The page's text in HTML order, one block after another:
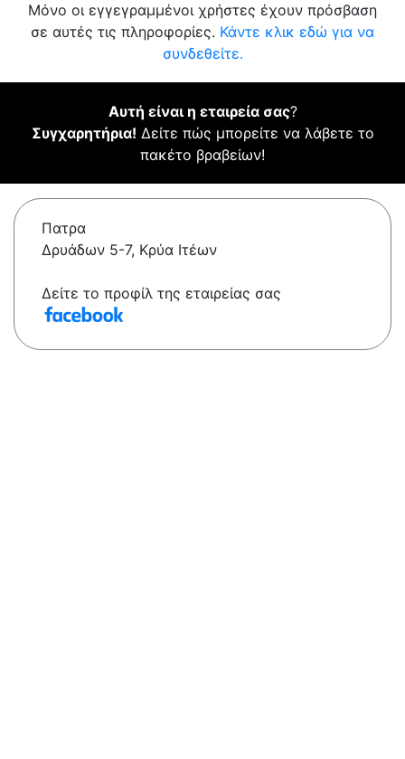
Μόνο οι εγγεγραμμένοι χρήστες έχουν πρόσβαση
σε αυτές τις πληροφορίες. Κάντε κλικ εδώ για να
συνδεθείτε.
Αυτή είναι η εταιρεία σας?
Συγχαρητήρια! Δείτε πώς μπορείτε να λάβετε το
πακέτο βραβείων!
Πατρα
Δρυάδων 5-7, Κρύα Ιτέων
Δείτε το προφίλ της εταιρείας σας